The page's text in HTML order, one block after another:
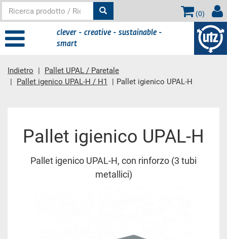
(0)
clever - creative - sustainable -
smart
Indietro
Pallet UPAL / Paretale
Pallet igenico UPAL-H / H1
Pallet igienico UPAL-H
Pallet igienico UPAL-H
Pallet igenico UPAL-H, con rinforzo (3 tubi
metallici)